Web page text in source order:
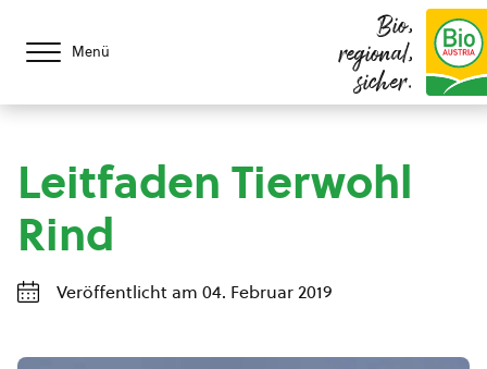
Menü
Bio,
regional,
sicher.
Leitfaden Tierwohl
Rind
Veröffentlicht am 04. Februar 2019